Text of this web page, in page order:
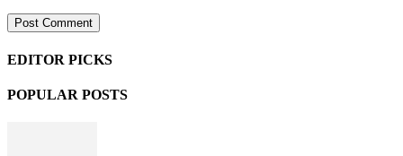
EDITOR PICKS
POPULAR POSTS